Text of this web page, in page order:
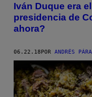
Iván Duque era
presidencia de
ahora?
06.22.18POR ANDRÉS